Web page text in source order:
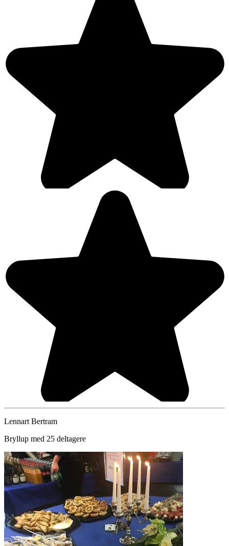
Lennart Bertram
Bryllup med 25 deltagere